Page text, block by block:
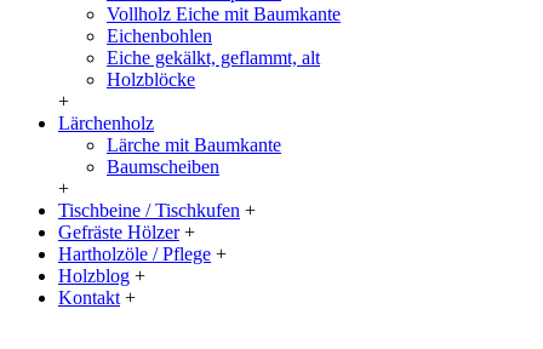
Vollholz Eiche mit Baumkante
Eichenbohlen
Eiche gekälkt, geflammt, alt
Holzblöcke
+
Lärchenholz
Lärche mit Baumkante
Baumscheiben
+
Tischbeine / Tischkufen +
Gefräste Hölzer +
Hartholzöle / Pflege +
Holzblog +
Kontakt +